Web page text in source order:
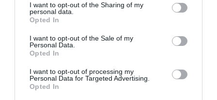
not limited to your visit or usage behaviour. You may click to
grant or deny consent to Google and its third-party tags to
use your data for below specified purposes in below Google
consent section.
I want to opt-out of the Sharing of my
personal data.
Opted In
I want to opt-out of the Sale of my
Personal Data.
Opted In
I want to opt-out of processing my
Personal Data for Targeted Advertising.
Opted In
Stop Eating These 3 Foods That Are Known to